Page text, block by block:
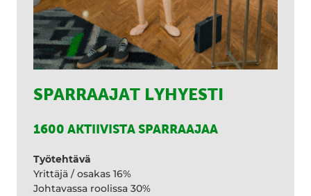
SPARRAAJAT LYHYESTI
1600 AKTIIVISTA SPARRAAJAA
Työtehtävä
Yrittäjä / osakas 16%
Johtavassa roolissa 30%